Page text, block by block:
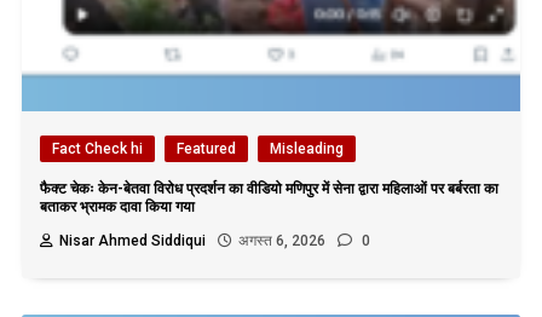
Fact Check hi Featured Misleading
फैक्ट चेकः केन-बेतवा विरोध प्रदर्शन का वीडियो मणिपुर में सेना द्वारा महिलाओं पर बर्बरता का
बताकर भ्रामक दावा किया गया
Nisar Ahmed Siddiqui
अगस्त 6, 2026 0